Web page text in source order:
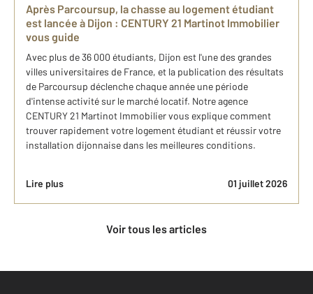
Après Parcoursup, la chasse au logement étudiant
est lancée à Dijon : CENTURY 21 Martinot Immobilier
vous guide
Avec plus de 36 000 étudiants, Dijon est l'une des grandes
villes universitaires de France, et la publication des résultats
de Parcoursup déclenche chaque année une période
d'intense activité sur le marché locatif. Notre agence
CENTURY 21 Martinot Immobilier vous explique comment
trouver rapidement votre logement étudiant et réussir votre
installation dijonnaise dans les meilleures conditions.
Lire plus 01 juillet 2026
Voir tous les articles